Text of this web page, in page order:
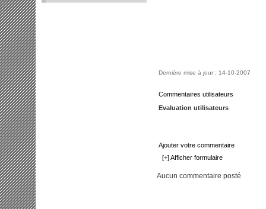
Dernière mise à jour : 14-10-2007
Commentaires utilisateurs
Evaluation utilisateurs
Ajouter votre commentaire
[+] Afficher formulaire
Aucun commentaire posté